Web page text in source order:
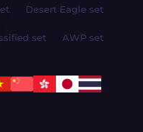
Desert Eagle set
set AWP set